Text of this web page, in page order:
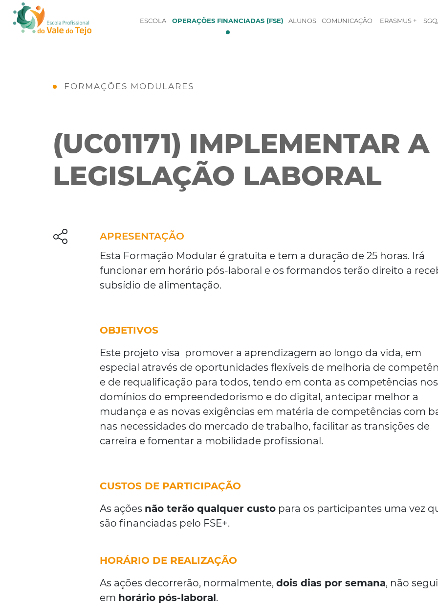
ESCOLA OPERAÇÕES FINANCIADAS (FSE) ALUNOS COMUNICAÇÃO ERASMUS +
FORMAÇÕES MODULARES
(UC01171) IMPLEMENTAR A
LEGISLAÇÃO LABORAL
APRESENTAÇÃO
Esta Formação Modular é gratuita e tem a duração de 25 horas. Irá
funcionar em horário pós-laboral e os formandos terão direito a
subsídio de alimentação.
OBJETIVOS
Este projeto visa promover a aprendizagem ao longo da vida, em
especial através de oportunidades flexíveis de melhoria de
e de requalificação para todos, tendo em conta as competências nos
domínios do empreendedorismo e do digital, antecipar melhor a
mudança e as novas exigências em matéria de competências com
nas necessidades do mercado de trabalho, facilitar as transições de
carreira e fomentar a mobilidade profissional.
CUSTOS DE PARTICIPAÇÃO
As ações não terão qualquer custo para os participantes uma vez
são financiadas pelo FSE+.
HORÁRIO DE REALIZAÇÃO
As ações decorrerão, normalmente,dois dias por semana, não
em horário pós-laboral.